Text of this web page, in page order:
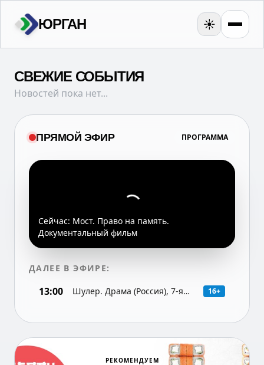
ЮРГАН ☀️
СВЕЖИЕ СОБЫТИЯ
Новостей пока нет...
ПРЯМОЙ ЭФИР ПРОГРАММА
Сейчас: Мост. Право на память.
Документальный фильм
ДАЛЕЕ В ЭФИРЕ:
13:00
Шулер. Драма (Россия), 7-я
16+
РЕКОМЕНДУЕМ